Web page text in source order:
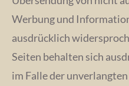
Werbung und
ausdrücklich
Seiten behalten sich
im Falle der